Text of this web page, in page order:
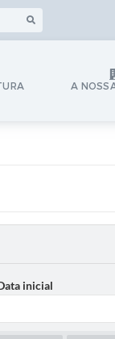
A
inicial